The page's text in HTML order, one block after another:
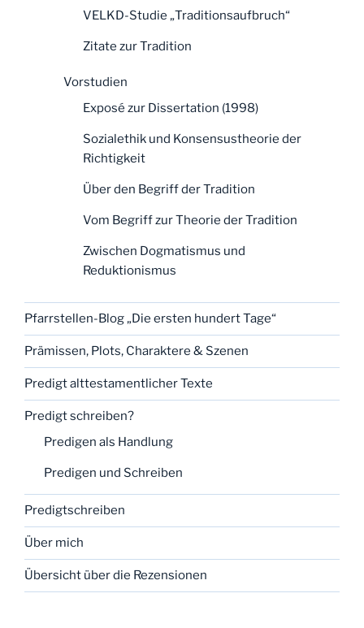
VELKD-Studie „Traditionsaufbruch“
Zitate zur Tradition
Vorstudien
Exposé zur Dissertation (1998)
Sozialethik und Konsensustheorie der
Richtigkeit
Über den Begriff der Tradition
Vom Begriff zur Theorie der Tradition
Zwischen Dogmatismus und
Reduktionismus
Pfarrstellen-Blog „Die ersten hundert Tage“
Prämissen, Plots, Charaktere & Szenen
Predigt alttestamentlicher Texte
Predigt schreiben?
Predigen als Handlung
Predigen und Schreiben
Predigtschreiben
Über mich
Übersicht über die Rezensionen